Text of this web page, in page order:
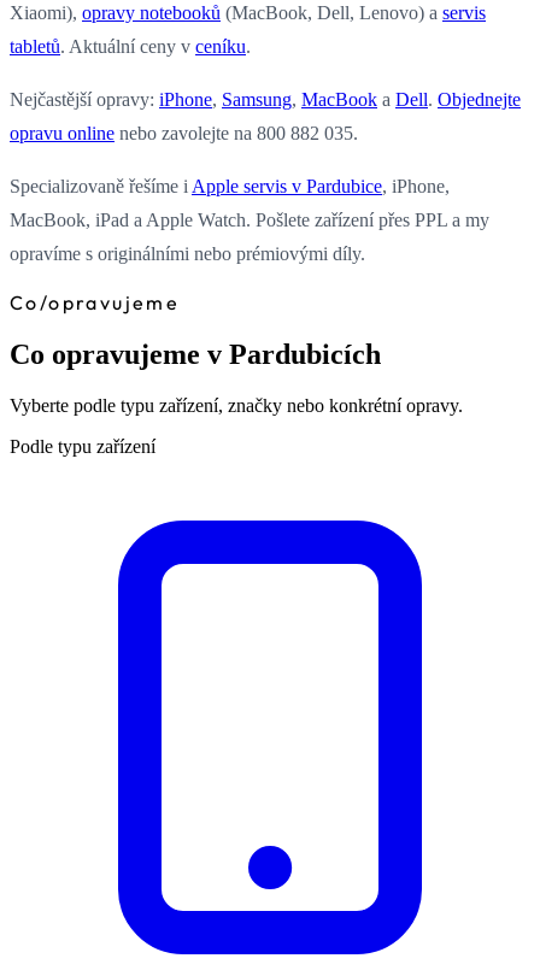
Xiaomi), opravy notebooků (MacBook, Dell, Lenovo) a servis
tabletů. Aktuální ceny v ceníku.
Nejčastější opravy: iPhone, Samsung, MacBook a Dell. Objednejte
opravu online nebo zavolejte na 800 882 035.
Specializovaně řešíme i Apple servis v Pardubice, iPhone,
MacBook, iPad a Apple Watch. Pošlete zařízení přes PPL a my
opravíme s originálními nebo prémiovými díly.
Co /opravujeme
Co opravujeme v Pardubicích
Vyberte podle typu zařízení, značky nebo konkrétní opravy.
Podle typu zařízení